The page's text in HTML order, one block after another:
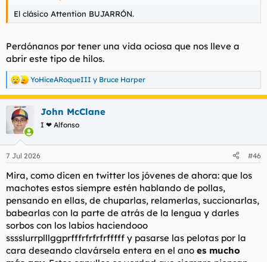
El clásico Attention BUJARRÓN.
Perdónanos por tener una vida ociosa que nos lleve a
abrir este tipo de hilos.
R
e
a
c
c
e
:
YoHiceARoqueIII y Bruce Harper
John McClane
I ❤ Alfonso
7 Jul 2026 #46
Mira, como dicen en twitter los jóvenes de ahora: que los
machotes estos siempre estén hablando de pollas,
pensando en ellas, de chuparlas, relamerlas, succionarlas,
babearlas con la parte de atrás de la lengua y darles
sorbos con los labios haciendooo
sssslurrplllggprfffrfrfrfrfffff y pasarse las pelotas por la
cara deseando clavársela entera en el ano es mucho